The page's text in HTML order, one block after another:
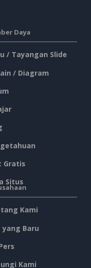
Daya
/ Tayangan Slide
/ Diagram
Gratis
Situs
Kami
yang Baru
Kami